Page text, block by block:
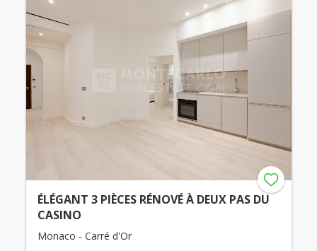
ÉLÉGANT 3 PIÈCES RÉNOVÉ À DEUX PAS DU
CASINO
Monaco - Carré d'Or